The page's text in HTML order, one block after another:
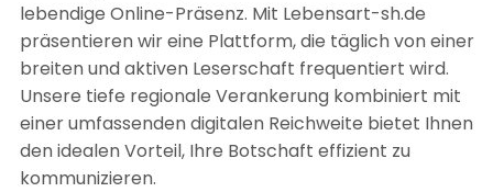
lebendige Online-Präsenz. Mit Lebensart-sh.de
präsentieren wir eine Plattform, die täglich von einer
breiten und aktiven Leserschaft frequentiert wird.
Unsere tiefe regionale Verankerung kombiniert mit
einer umfassenden digitalen Reichweite bietet Ihnen
den idealen Vorteil, Ihre Botschaft effizient zu
kommunizieren.